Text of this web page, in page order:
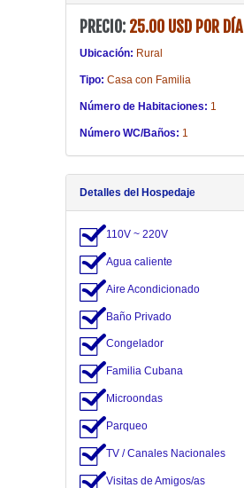
PRECIO: 25.00 USD POR DÍA
Ubicación: Rural
Tipo: Casa con Familia
Número de Habitaciones: 1
Número WC/Baños: 1
Detalles del Hospedaje
110V ~ 220V
Agua caliente
Aire Acondicionado
Baño Privado
Congelador
Familia Cubana
Microondas
Parqueo
TV / Canales Nacionales
Visitas de Amigos/as